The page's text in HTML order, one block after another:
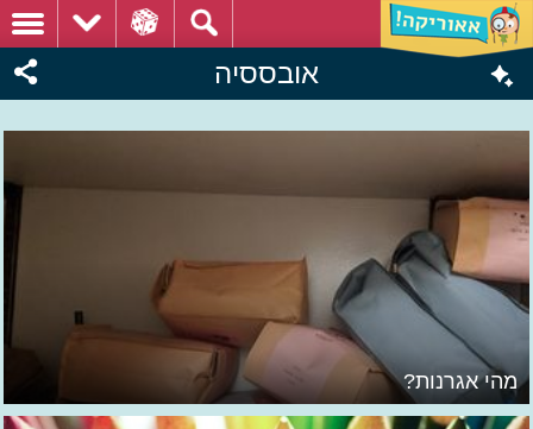
אובססיה
מהי אגרנות?